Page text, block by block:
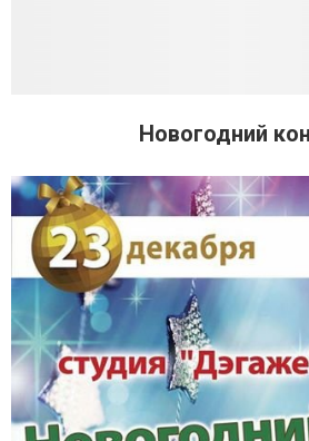
Новогодний